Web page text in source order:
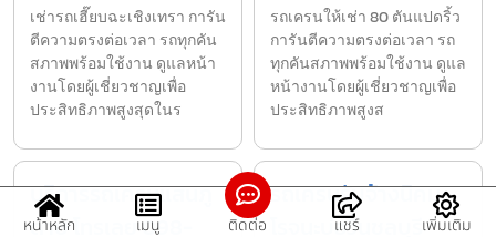
เช่ารถเฮี๊ยบฉะเชิงเทรา การัน
ตีความตรงต่อเวลา รถทุกคัน
สภาพพร้อมใช้งาน ดูแลหน้า
งานโดยผู้เชี่ยวชาญเพื่อ
ประสิทธิภาพสูงสุดในร
รถเครนให้เช่า 80 ตันแปดริ้ว
การันตีความตรงต่อเวลา รถ
ทุกคันสภาพพร้อมใช้งาน ดูแล
หน้างานโดยผู้เชี่ยวชาญเพื่อ
ประสิทธิภาพสูงส
บริการรถเครนแสนภู
ดาษ โทรเลย 098-
รถเครนรับจ้างนิคม
โรจนะบ่อวินชลบุรี
หน้าหลัก เมนู ติดต่อ แชร์ เพิ่มเติม